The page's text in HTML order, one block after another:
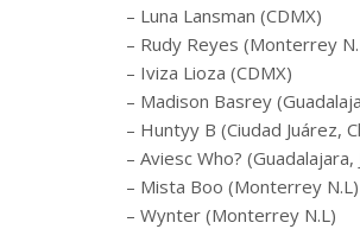
– Luna Lansman (CDMX)
– Rudy Reyes (Monterrey
– Iviza Lioza (CDMX)
– Madison Basrey
– Huntyy B (Ciudad Juárez,
– Aviesc Who? (Guadalajara,
– Mista Boo (Monterrey N.L)
– Wynter (Monterrey N.L)